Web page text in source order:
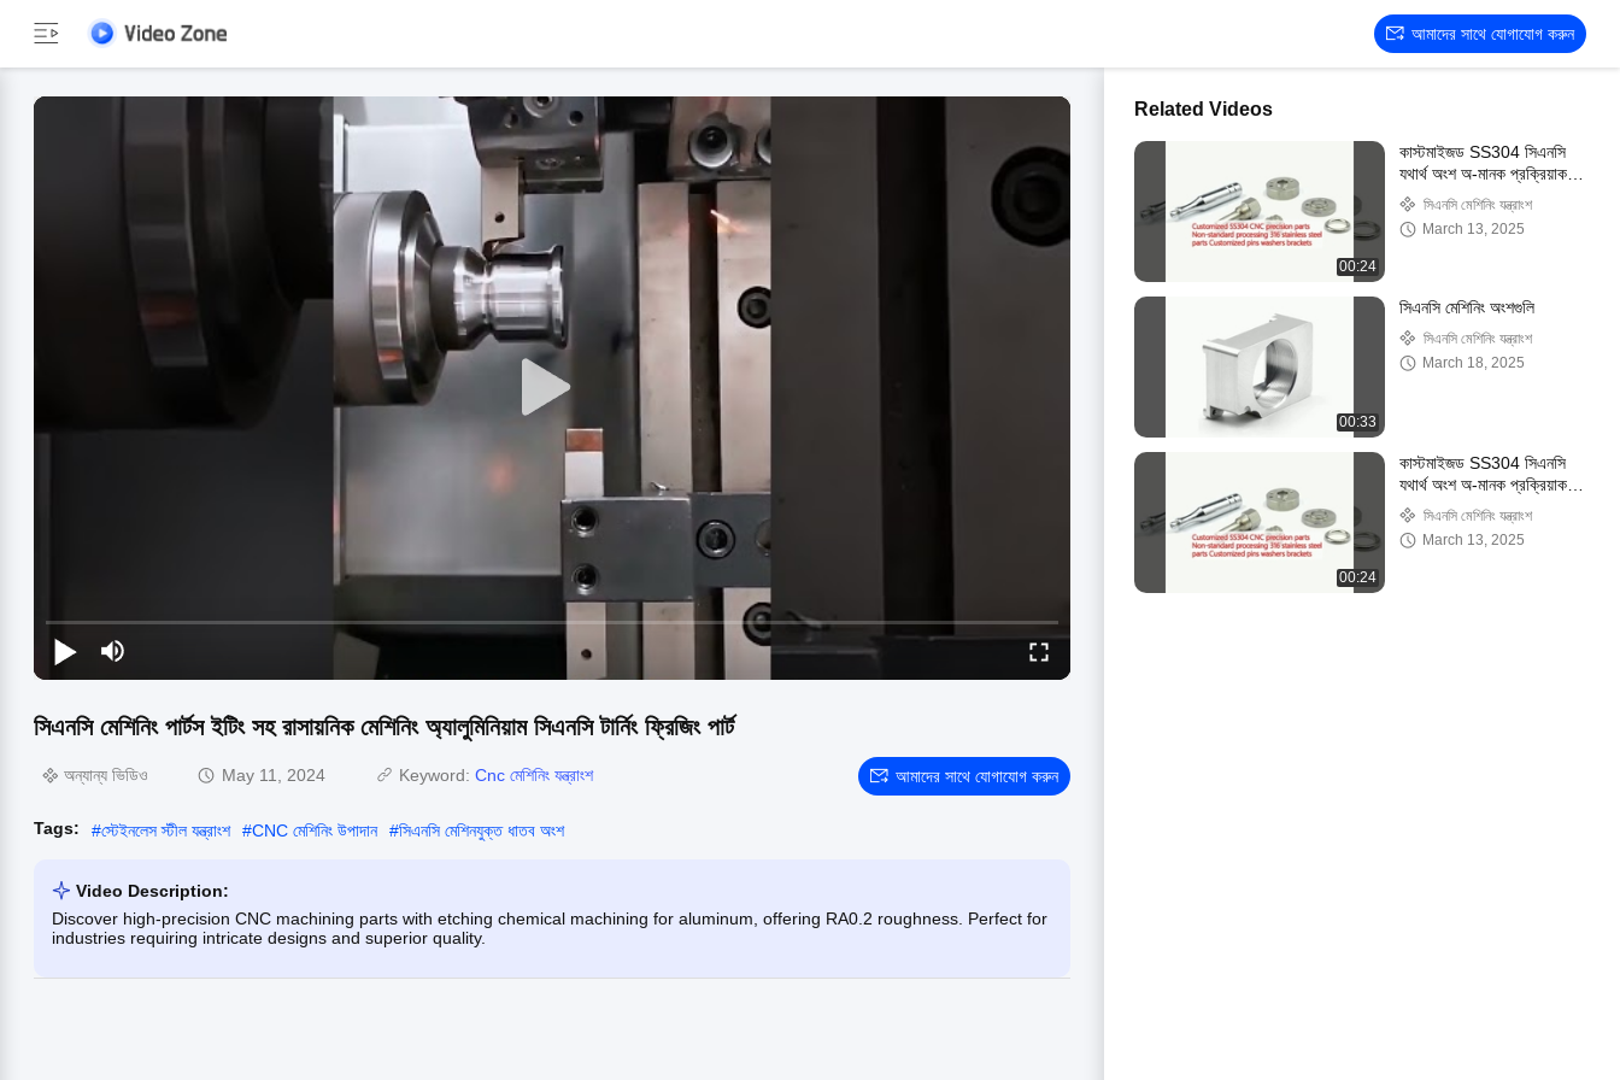
আমাদের সাথে যোগাযোগ করুন
সিএনসি মেশিনিং পার্টস ইটিং সহ রাসায়নিক মেশিনিং অ্যালুমিনিয়াম সিএনসি টার্নিং ফ্রিজিং পার্ট
অন্যান্য ভিডিও May 11, 2024 Keyword: Cnc মেশিনিং যন্ত্রাংশ আমাদের সাথে যোগাযোগ করুন
Tags: #স্টেইনলেস স্টীল যন্ত্রাংশ #CNC মেশিনিং উপাদান #সিএনসি মেশিনযুক্ত ধাতব অংশ
Video Description:
Discover high-precision CNC machining parts with etching chemical machining for aluminum, offering RA0.2 roughness. Perfect for
industries requiring intricate designs and superior quality.
Related Videos
00:24
কাস্টমাইজড SS304 সিএনসি
যথার্থ অংশ অ-মানক প্রক্রিয়াকরণ
316 স্টেইনলেস স্টীল অংশ
কাস্টমাইজড পিন ওয়াশার
brackets
সিএনসি মেশিনিং যন্ত্রাংশ
March 13, 2025
00:33
সিএনসি মেশিনিং অংশগুলি
সিএনসি মেশিনিং যন্ত্রাংশ
March 18, 2025
00:24
কাস্টমাইজড SS304 সিএনসি
যথার্থ অংশ অ-মানক প্রক্রিয়াকরণ
316 স্টেইনলেস স্টীল অংশ
কাস্টমাইজড পিন ওয়াশার
brackets
সিএনসি মেশিনিং যন্ত্রাংশ
March 13, 2025